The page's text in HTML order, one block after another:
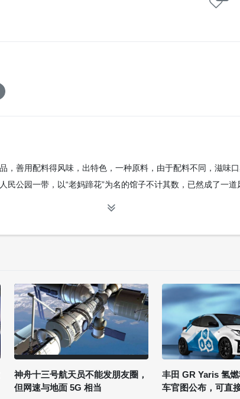
，善用配料得风味，出特色，一种原料，由于配料不同，滋味
民公园一带，以“老妈蹄花”为名的馆子不计其数，已然成了一道
神舟十三号航天员不能发朋友圈，
但网速与地面 5G 相当
丰田 GR Yaris 氢
车官图公布，可直